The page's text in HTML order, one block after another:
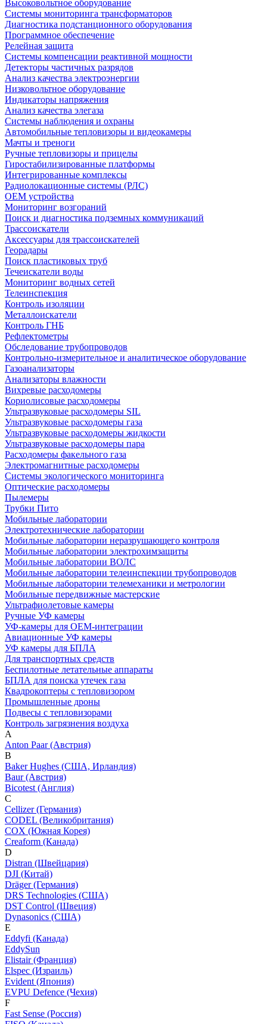
Высоковольтное оборудование
Системы мониторинга трансформаторов
Диагностика подстанционного оборудования
Программное обеспечение
Релейная защита
Системы компенсации реактивной мощности
Детекторы частичных разрядов
Анализ качества электроэнергии
Низковольтное оборудование
Индикаторы напряжения
Анализ качества элегаза
Системы наблюдения и охраны
Автомобильные тепловизоры и видеокамеры
Мачты и треноги
Ручные тепловизоры и прицелы
Гиростабилизированные платформы
Интегрированные комплексы
Радиолокационные системы (РЛС)
OEM устройства
Мониторинг возгораний
Поиск и диагностика подземных коммуникаций
Трассоискатели
Аксессуары для трассоискателей
Георадары
Поиск пластиковых труб
Течеискатели воды
Мониторинг водных сетей
Телеинспекция
Контроль изоляции
Металлоискатели
Контроль ГНБ
Рефлектометры
Обследование трубопроводов
Контрольно-измерительное и аналитическое оборудование
Газоанализаторы
Анализаторы влажности
Вихревые расходомеры
Кориолисовые расходомеры
Ультразвуковые расходомеры SIL
Ультразвуковые расходомеры газа
Ультразвуковые расходомеры жидкости
Ультразвуковые расходомеры пара
Расходомеры факельного газа
Электромагнитные расходомеры
Системы экологического мониторинга
Оптические расходомеры
Пылемеры
Трубки Пито
Мобильные лаборатории
Электротехнические лаборатории
Мобильные лаборатории неразрушающего контроля
Мобильные лаборатории электрохимзащиты
Мобильные лаборатории ВОЛС
Мобильные лаборатории телеинспекции трубопроводов
Мобильные лаборатории телемеханики и метрологии
Мобильные передвижные мастерские
Ультрафиолетовые камеры
Ручные УФ камеры
УФ-камеры для OEM-интеграции
Авиационные УФ камеры
УФ камеры для БПЛА
Для транспортных средств
Беспилотные летательные аппараты
БПЛА для поиска утечек газа
Квадрокоптеры с тепловизором
Промышленные дроны
Подвесы с тепловизорами
Контроль загрязнения воздуха
A
Anton Paar (Австрия)
B
Baker Hughes (США, Ирландия)
Baur (Австрия)
Bicotest (Англия)
C
Cellizer (Германия)
CODEL (Великобритания)
COX (Южная Корея)
Creaform (Канада)
D
Distran (Швейцария)
DJI (Китай)
Dräger (Германия)
DRS Technologies (США)
DST Control (Швеция)
Dynasonics (США)
E
Eddyfi (Канада)
EddySun
Elistair (Франция)
Elspec (Израиль)
Evident (Япония)
EVPU Defence (Чехия)
F
Fast Sense (Россия)